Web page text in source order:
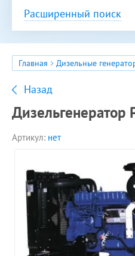
Расширенный поиск
Главная Дизельные
Назад
Дизельгенератор
Артикул: нет